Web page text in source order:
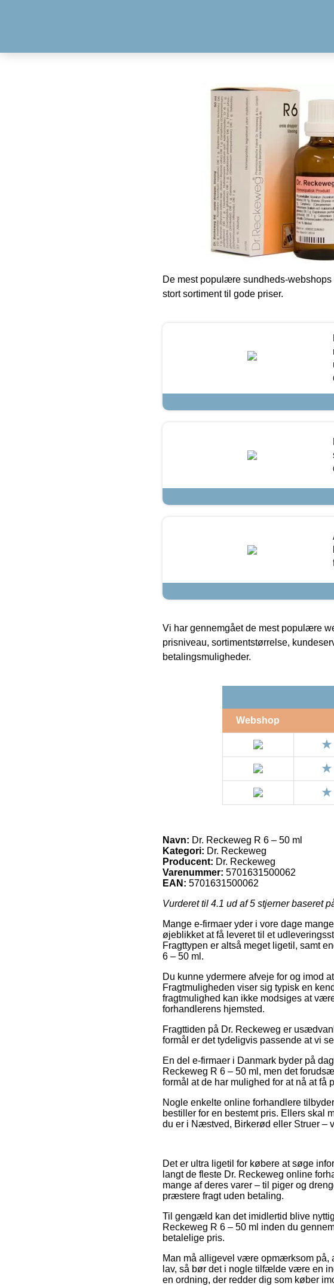
De mest populære sundheds-
stort sortiment til gode priser.
Vi har gennemgået de mest populære
prisniveau, sortimentstørrelse,
betalingsmuligheder.
Webshop
Navn: Dr. Reckeweg R 6 – 50 ml
Kategori: Dr. Reckeweg
Producent: Dr. Reckeweg
Varenummer: 5701631500062
EAN: 5701631500062
Vurderet til 4.1 ud af 5 stjerner baseret
Mange e-firmaer yder i vore dage
øjeblikket at få leveret til et
Fragttypen er altså meget ligetil, samt
6 – 50 ml.
Du kunne ydermere afveje for og imod
Fragtmuligheden viser sig typisk en
fragtmulighed kan ikke modsiges at
forhandlerens hjemsted.
Fragttiden på Dr. Reckeweg er
formål er det tydeligvis passende at vi
En del e-firmaer i Danmark byder på
Reckeweg R 6 – 50 ml, men det
formål at de har mulighed for at nå at få
Nogle enkelte online forhandlere
bestiller for en bestemt pris. Ellers skal
du er i Næstved, Birkerød eller Struer –
Det er ultra ligetil for købere at søge
langt de fleste Dr. Reckeweg online
mange af deres varer – til piger og
præstere fragt uden betaling.
Til gengæld kan det imidlertid blive
Reckeweg R 6 – 50 ml inden du
betalelige pris.
Man må alligevel være opmærksom på,
lav, så bør det i nogle tilfælde være en
en ordning, der redder dig som køber